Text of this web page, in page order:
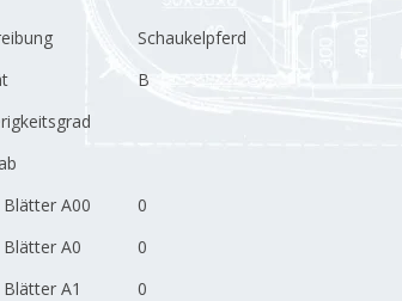
Schaukelpferd
B
A00
0
A0
0
A1
0